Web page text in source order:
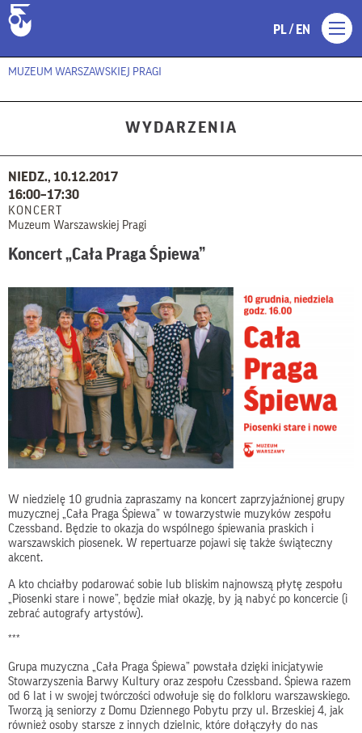
PL/ EN
MUZEUM WARSZAWSKIEJ PRAGI
WYDARZENIA
NIEDZ., 10.12.2017
16:00–17:30
KONCERT
Muzeum Warszawskiej Pragi
Koncert „Cała Praga Śpiewa”
W niedzielę 10 grudnia zapraszamy na koncert zaprzyjaźnionej grupy
muzycznej „Cała Praga Śpiewa” w towarzystwie muzyków zespołu
Czessband. Będzie to okazja do wspólnego śpiewania praskich i
warszawskich piosenek. W repertuarze pojawi się także świąteczny
akcent.
A kto chciałby podarować sobie lub bliskim najnowszą płytę zespołu
„Piosenki stare i nowe”, będzie miał okazję, by ją nabyć po koncercie (i
zebrać autografy artystów).
***
Grupa muzyczna „Cała Praga Śpiewa” powstała dzięki inicjatywie
Stowarzyszenia Barwy Kultury oraz zespołu Czessband. Śpiewa razem
od 6 lat i w swojej twórczości odwołuje się do folkloru warszawskiego.
Tworzą ją seniorzy z Domu Dziennego Pobytu przy ul. Brzeskiej 4, jak
również osoby starsze z innych dzielnic, które dołączyły do nas